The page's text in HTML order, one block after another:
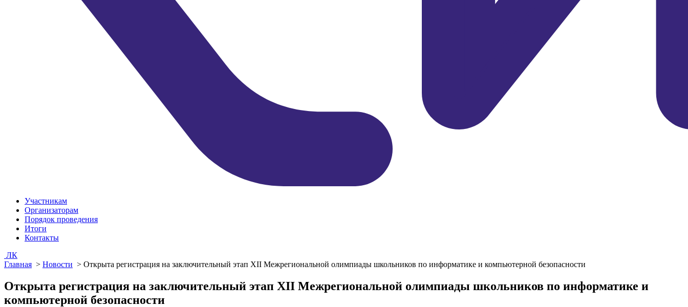
Участникам
Организаторам
Порядок проведения
Итоги
Контакты
ЛК
Главная > Новости > Открыта регистрация на заключительный этап XII Межрегиональной олимпиады школьников по информатике и компьютерной безопасности
Открыта регистрация на заключительный этап XII Межрегиональной олимпиады школьников по информатике и
компьютерной безопасности